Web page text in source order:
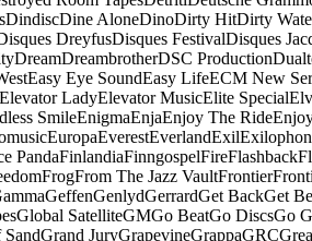
DindiscDine AloneDinoDirty HitDirty
DreyfusDisques FestivalDisques
DreamDreambrotherDSC Production
Easy Eye SoundEasy LifeECM New
Elevator LadyElevator MusicElite Special
SmileEnigmaEnjaEnjoy The Ride
EuropaEverestEverlandExil
PandaFinlandiaFinngospelFireFlashback
FrogFrom The Jazz VaultFrontier
GeffenGenlydGerrardGet BackGet
Global SatelliteGMGo BeatGo DiscsGo
Grand JuryGrapevineGrappaGRC